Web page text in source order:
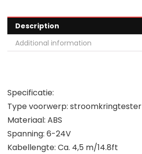
Description
Additional information
Specificatie:
Type voorwerp: stroomkringtester
Materiaal: ABS
Spanning: 6-24V
Kabellengte: Ca. 4,5 m/14.8ft